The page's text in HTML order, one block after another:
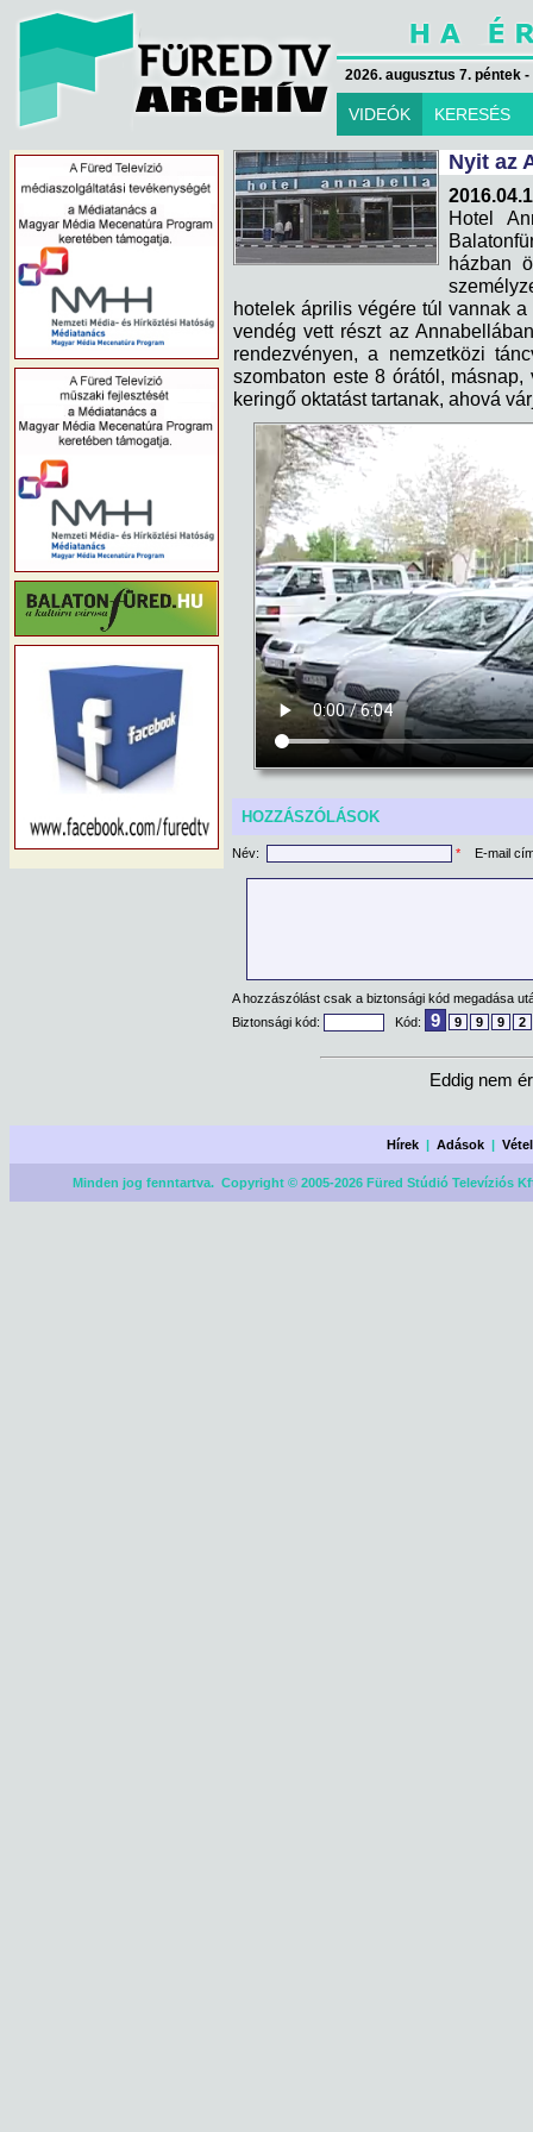
2026. augusztus 7. péntek
VIDEÓK KERESÉS
Nyit az
Hotel
házban
hotelek április végére túl vannak
vendég vett részt az
rendezvényen, a nemzetközi
szombaton este 8 órától,
keringő oktatást tartanak, ahová
HOZZÁSZÓLÁSOK
Név: * E-mail
A hozzászólást csak a biztonsági kód megadása
Biztonsági kód:
Kód: 9 9 9 9 2
Eddig nem
Hírek |Adások |
Minden jog fenntartva. Copyright © 2005-2026 Füred Stúdió Televíziós